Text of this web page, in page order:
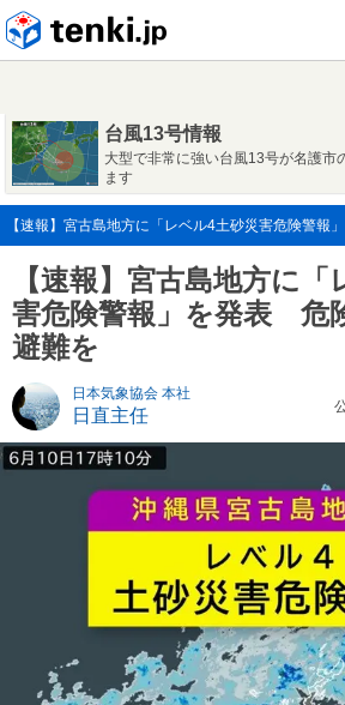
台風13号情報
大型で非常に強い台風13号が名護市
ます
【速報】宮古島地方に「レベル4土砂災害危険警
【速報】宮古島地方に「
害危険警報」を発表 危
避難を
日本気象協会 本社
日直主任